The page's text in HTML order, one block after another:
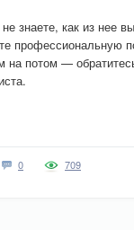
знаете, как из нее
профессиональную
потом —
0 709